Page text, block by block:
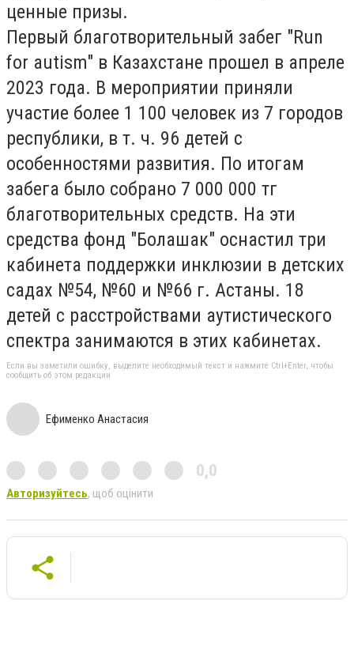
ценные призы.
Первый благотворительный забег "Run
for autism" в Казахстане прошел в апреле
2023 года. В мероприятии приняли
участие более 1 100 человек из 7 городов
республики, в т. ч. 96 детей с
особенностями развития. По итогам
забега было собрано 7 000 000 тг
благотворительных средств. На эти
средства фонд "Болашак" оснастил три
кабинета поддержки инклюзии в детских
садах №54, №60 и №66 г. Астаны. 18
детей с расстройствами аутистического
спектра занимаются в этих кабинетах.
Если вы заметили ошибку, выделите необходимый текст и нажмите Ctrl+Enter, чтобы
сообщить об этом редакции
Ефименко Анастасия
0,0
Авторизуйтесь, щоб оцінити